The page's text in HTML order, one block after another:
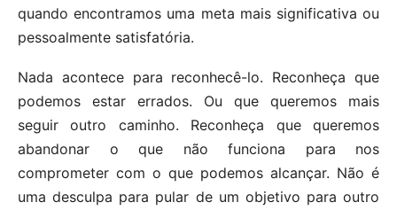
quando encontramos uma meta mais significativa ou
pessoalmente satisfatória.
Nada acontece para reconhecê-lo. Reconheça que
podemos estar errados. Ou que queremos mais
seguir outro caminho. Reconheça que queremos
abandonar o que não funciona para nos
comprometer com o que podemos alcançar. Não é
uma desculpa para pular de um objetivo para outro